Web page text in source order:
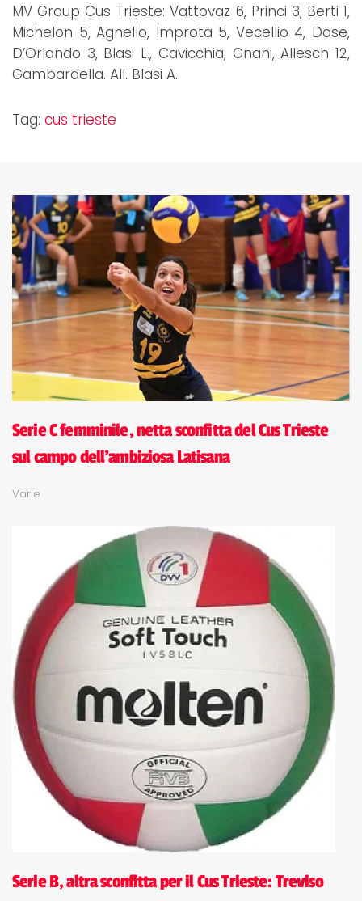
MV Group Cus Trieste: Vattovaz 6, Princi 3, Berti 1,
Michelon 5, Agnello, Improta 5, Vecellio 4, Dose,
D’Orlando 3, Blasi L., Cavicchia, Gnani, Allesch 12,
Gambardella. All. Blasi A.
Tag: cus trieste
Serie C femminile, netta sconfitta del Cus Trieste
sul campo dell'ambiziosa Latisana
Varie
Serie B, altra sconfitta per il Cus Trieste: Treviso